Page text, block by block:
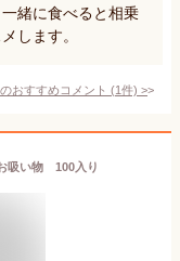
緒に食べると相乗
します。
おすすめコメント (1件) >
吸い物 100入り